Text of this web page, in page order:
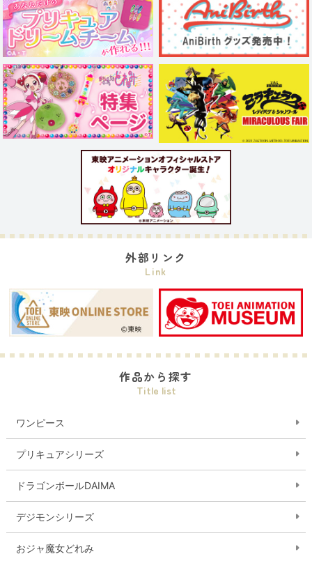
外部リンク
Link
作品から探す
Title list
ワンピース
プリキュアシリーズ
ドラゴンボールDAIMA
デジモンシリーズ
おジャ魔女どれみ